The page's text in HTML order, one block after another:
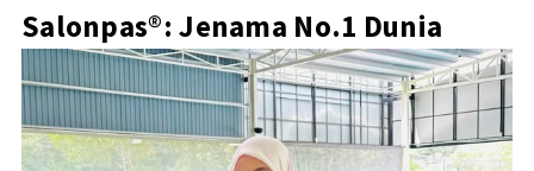
Salonpas®: Jenama No.1 Dunia